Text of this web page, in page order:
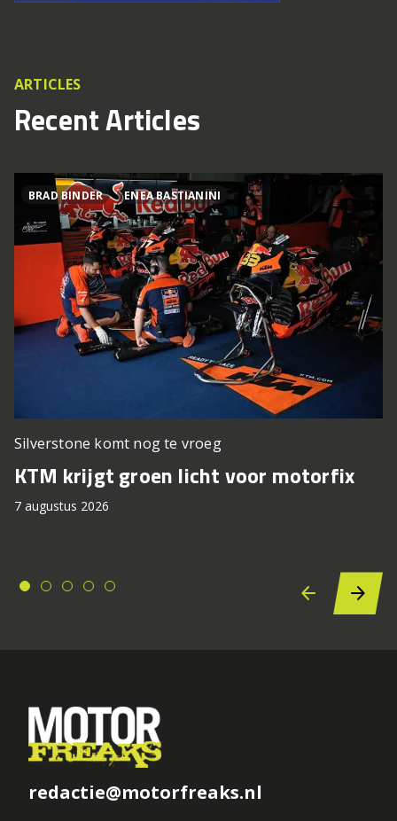
ARTICLES
Recent Articles
BRAD BINDER ENEA BASTIANINI
Silverstone komt nog te vroeg
KTM krijgt groen licht voor motorfix
7 augustus 2026
redactie@motorfreaks.nl